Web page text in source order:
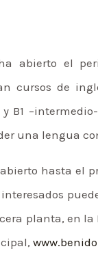
abierto el
cursos de
B1
una lengua
hasta el
planta, en la